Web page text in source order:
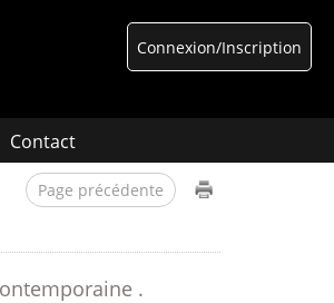
Connexion/Inscription
Contact
Page précédente
.